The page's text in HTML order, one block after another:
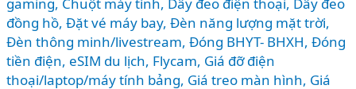
SĂN
DEAL
CÔNG
NGHỆ
GIÁ
đồng hồ, Đặt vé máy bay, Đèn năng lượng mặt trời,
Đèn thông minh/livestream, Đóng BHYT- BHXH, Đóng
tiền điện, eSIM du lịch, Flycam, Giá đỡ điện
thoại/laptop/máy tính bảng, Giá treo màn hình, Giá